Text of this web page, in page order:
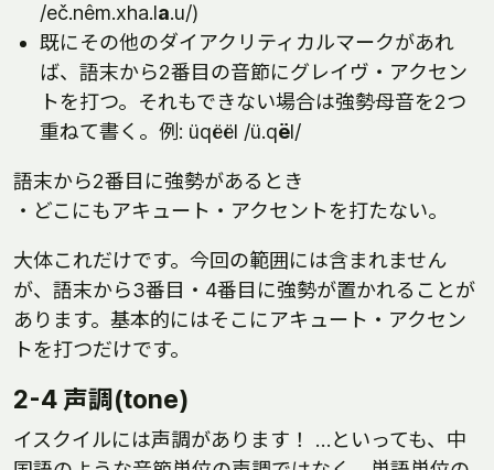
/eč.nêm.xha.la.u/)
既にその他のダイアクリティカルマークがあれ
ば、語末から2番目の音節にグレイヴ・アクセン
トを打つ。それもできない場合は強勢母音を2つ
重ねて書く。例: üqëël /ü.qël/
語末から2番目に強勢があるとき
・どこにもアキュート・アクセントを打たない。
大体これだけです。今回の範囲には含まれません
が、語末から3番目・4番目に強勢が置かれることが
あります。基本的にはそこにアキュート・アクセン
トを打つだけです。
2-4 声調(tone)
イスクイルには声調があります！ …といっても、中